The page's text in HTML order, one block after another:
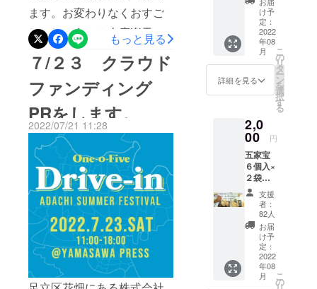
ます。お変わりなくおすご
しでしょうか？今度楽天
ショッピングで限定販売し
ますので、ご連絡させてい
ただきます。ご要望も多数
ありまして、遅くなりまし
たがご連絡させていただき
ます。楽天ショッピング楽
天2
もっと見る
７/２３ クラウド
ファンディング
PRをします。
2022/07/21 11:28
その姿に、
五家宝職人
を継いで欲
しいという
を継ぐこと
を決心した
のです。私
が入社する
のと同時期
に祖父は他
界してしま
いました
が、祖父の
思いを受け
継ぎ、伝統
ラシA4
１枚）
送料込
みで
す。 お
まけに
きなこ
玉１８
上記商
品を大
きいク
リック
ポスト
用の箱
にい
れ、ポ
スト投
函させ
ていた
だきま
す。 ＊
おま
け、ゴ
け予
定：
2022
年08
月
詳細を見る
こ
の
リ
タ
ー
ン
を
選
択
す
る
2,0
00 円
五家宝
６個入×
２袋
（おし
ぼり
×2 ス
トー
リーチ
ラシA4
１枚）×
３個 お
まけに
支援
者：
82人
お届
け予
定：
2022
年08
月
こ
の